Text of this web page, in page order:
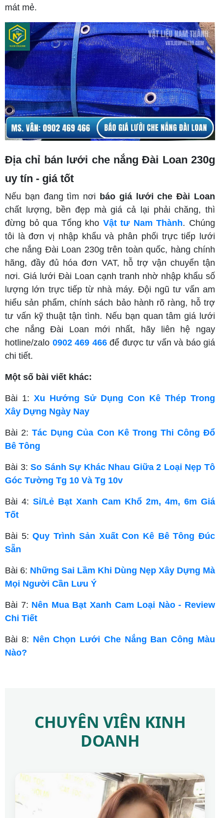
mát mẻ.
Địa chỉ bán lưới che nắng Đài Loan 230g
uy tín - giá tốt
Nếu bạn đang tìm nơi báo giá lưới che Đài Loan
chất lượng, bền đẹp mà giá cả lại phải chăng, thì
đừng bỏ qua Tổng kho Vật tư Nam Thành. Chúng
tôi là đơn vị nhập khẩu và phân phối trực tiếp lưới
che nắng Đài Loan 230g trên toàn quốc, hàng chính
hãng, đầy đủ hóa đơn VAT, hỗ trợ vận chuyển tận
nơi. Giá lưới Đài Loan cạnh tranh nhờ nhập khẩu số
lượng lớn trực tiếp từ nhà máy. Đội ngũ tư vấn am
hiểu sản phẩm, chính sách bảo hành rõ ràng, hỗ trợ
tư vấn kỹ thuật tận tình. Nếu bạn quan tâm giá lưới
che nắng Đài Loan mới nhất, hãy liên hệ ngay
hotline/zalo 0902 469 466để được tư vấn và báo giá
chi tiết.
Một số bài viết khác:
Bài 1: Xu Hướng Sử Dụng Con Kê Thép Trong
Xây Dựng Ngày Nay
Bài 2:Tác Dụng Của Con Kê Trong Thi Công Đổ
Bê Tông
Bài 3:So Sánh Sự Khác Nhau Giữa 2 Loại Nẹp Tô
Góc Tường Tg 10 Và Tg 10v
Bài 4: Sỉ/Lẻ Bạt Xanh Cam Khổ 2m, 4m, 6m Giá
Tốt
Bài 5:Quy Trình Sản Xuất Con Kê Bê Tông Đúc
Sẵn
Bài 6: Những Sai Lầm Khi Dùng Nẹp Xây Dựng Mà
Mọi Người Cần Lưu Ý
Bài 7: Nên Mua Bạt Xanh Cam Loại Nào - Review
Chi Tiết
Bài 8: Nên Chọn Lưới Che Nắng Ban Công Màu
Nào?
CHUYÊN VIÊN KINH
DOANH